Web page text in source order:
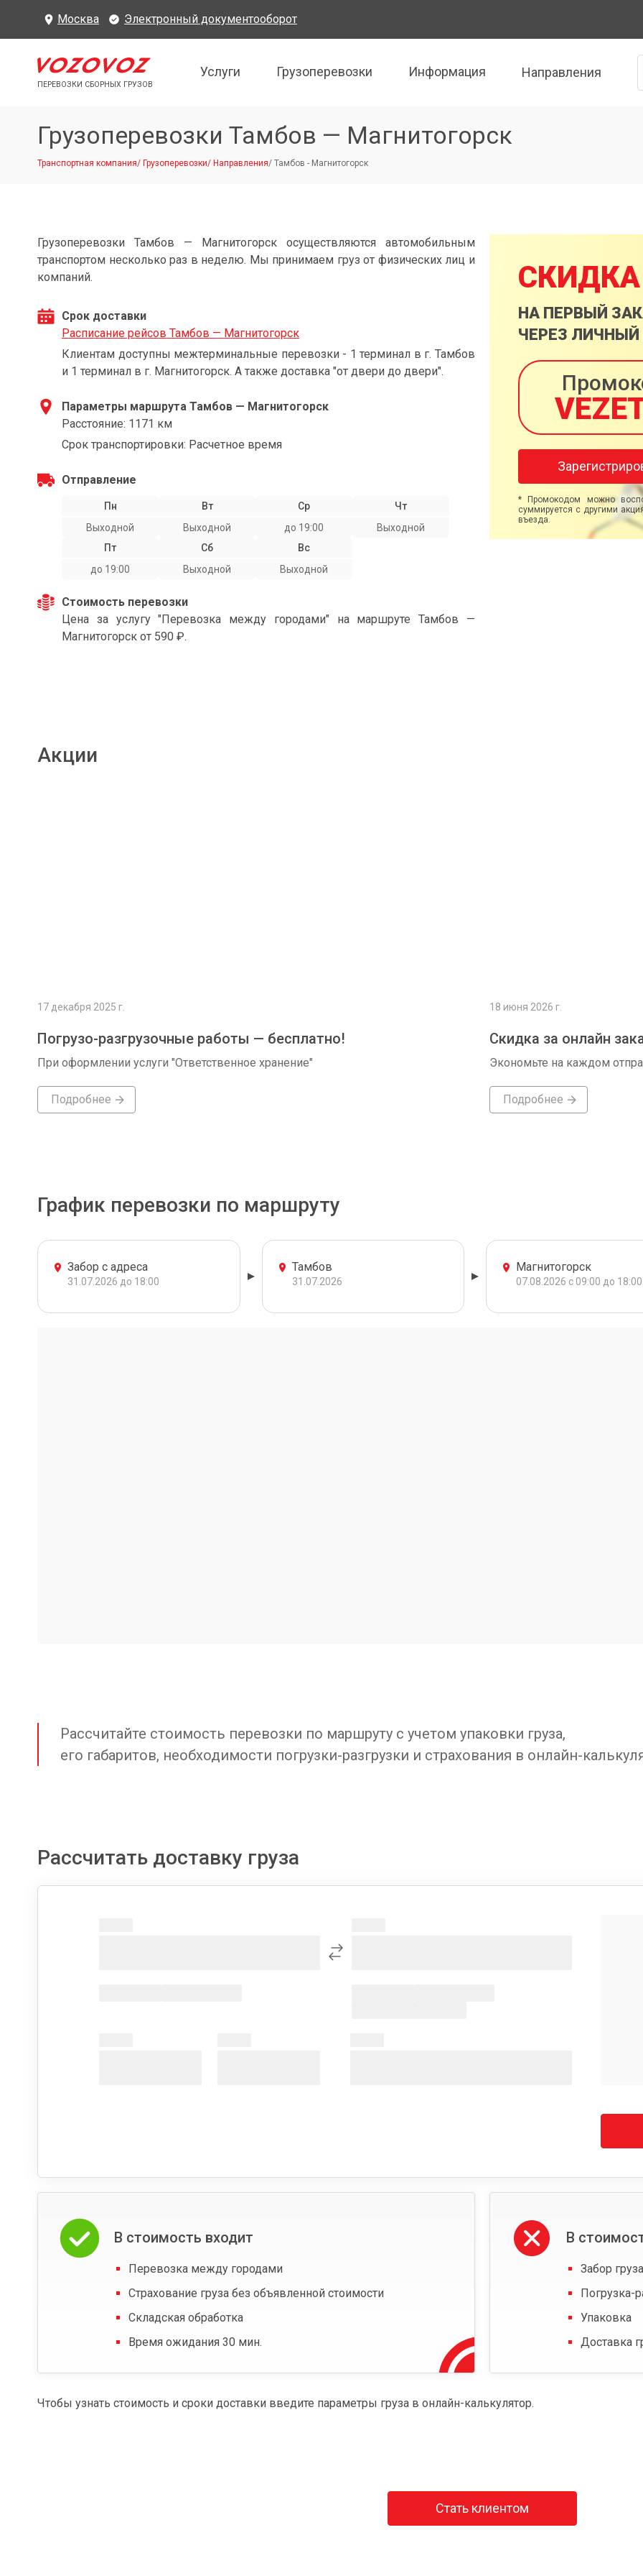
Москва Электронный документооборот
ПЕРЕВОЗКИ СБОРНЫХ ГРУЗОВ
Услуги Грузоперевозки Информация Направления
Грузоперевозки Тамбов — Магнитогорск
Транспортная компания/ Грузоперевозки/ Направления/ Тамбов - Магнитогорск
Грузоперевозки Тамбов — Магнитогорск осуществляются автомобильным
транспортом несколько раз в неделю. Мы принимаем груз от физических лиц и
компаний.
Срок доставки
Расписание рейсов Тамбов — Магнитогорск
Клиентам доступны межтерминальные перевозки - 1 терминал в г. Тамбов
и 1 терминал в г. Магнитогорск. А также доставка "от двери до двери".
Параметры маршрута Тамбов — Магнитогорск
Расстояние: 1171 км
Срок транспортировки: Расчетное время
Отправление
Пн
Выходной
Вт
Выходной
Ср
до 19:00
Чт
Выходной
Пт
до 19:00
Сб
Выходной
Вс
Выходной
Стоимость перевозки
Цена за услугу "Перевозка между городами" на маршруте Тамбов —
Магнитогорск от 590 ₽.
СКИДКА
НА ПЕРВЫЙ
ЧЕРЕЗ ЛИЧНЫЙ
* Промокодом можно
суммируется с другими
въезда.
Акции
17 декабря 2025 г.
Погрузо-разгрузочные работы — бесплатно!
При оформлении услуги "Ответственное хранение"
Подробнее
18 июня 2026 г.
Скидка за онлайн
Экономьте на каждом
Подробнее
График перевозки по маршруту
Забор с адреса
31.07.2026 до 18:00
Тамбов
31.07.2026
Магнитогорск
07.08.2026 с 09:00 до 18:00
Рассчитайте стоимость перевозки по маршруту с учетом упаковки груза,
его габаритов, необходимости погрузки-разгрузки и страхования в онлайн-
Рассчитать доставку груза
В стоимость входит
Перевозка между городами
Страхование груза без объявленной стоимости
Складская обработка
Время ожидания 30 мин.
В
Забор
Погрузка-
Упаковка
Доставка
Чтобы узнать стоимость и сроки доставки введите параметры груза в онлайн-калькулятор.
Стать клиентом